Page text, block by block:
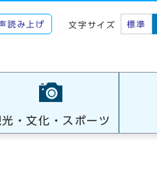
読み上げ 文字サイズ 標準
光・文化・スポーツ